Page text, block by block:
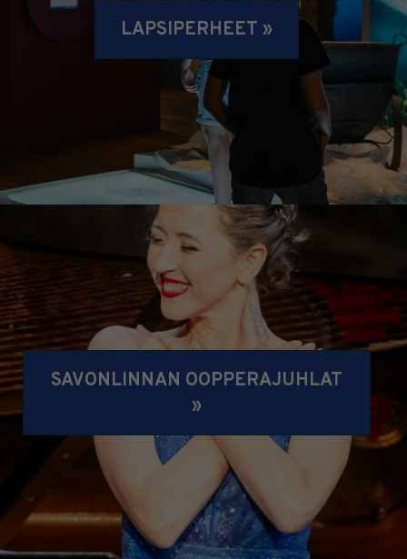
LAPSIPERHEET »
SAVONLINNAN OOPPERAJUHLAT
»